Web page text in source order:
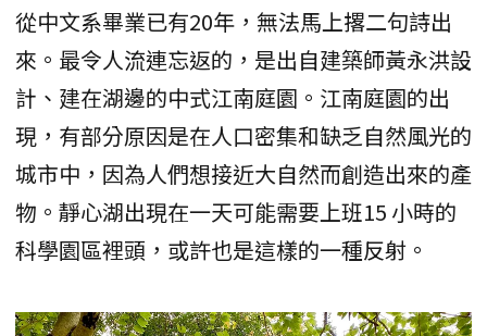
從中文系畢業已有20年，無法馬上撂二句詩出
來。最令人流連忘返的，是出自建築師黃永洪設
計、建在湖邊的中式江南庭園。江南庭園的出
現，有部分原因是在人口密集和缺乏自然風光的
城市中，因為人們想接近大自然而創造出來的產
物。靜心湖出現在一天可能需要上班15 小時的
科學園區裡頭，或許也是這樣的一種反射。